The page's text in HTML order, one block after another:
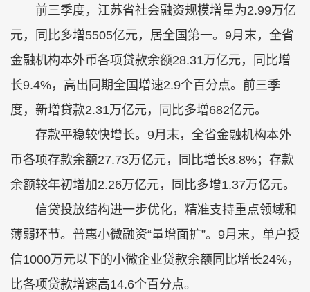
前三季度，江苏省社会融资规模增量为2.99万亿
元，同比多增5505亿元，居全国第一。9月末，全省
金融机构本外币各项贷款余额28.31万亿元，同比增
长9.4%，高出同期全国增速2.9个百分点。前三季
度，新增贷款2.31万亿元，同比多增682亿元。
存款平稳较快增长。9月末，全省金融机构本外
币各项存款余额27.73万亿元，同比增长8.8%；存款
余额较年初增加2.26万亿元，同比多增1.37万亿元。
信贷投放结构进一步优化，精准支持重点领域和
薄弱环节。普惠小微融资“量增面扩”。9月末，单户授
信1000万元以下的小微企业贷款余额同比增长24%，
比各项贷款增速高14.6个百分点。